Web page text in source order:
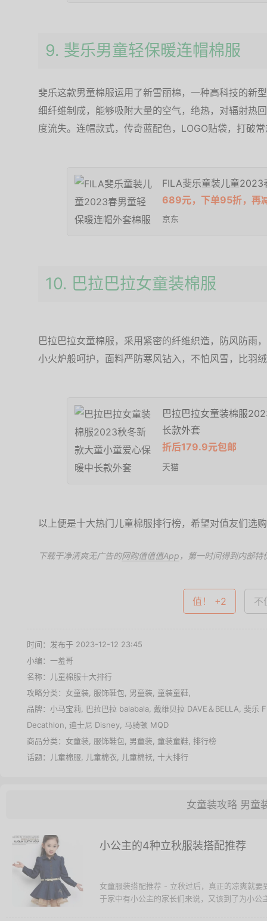
9. 斐乐男童轻保暖连帽棉服
斐乐这款男童棉服运用了新雪丽棉，一种高科技的新
细纤维制成，能够吸附大量的空气，绝热，对辐射热
度流失。连帽款式，传奇蓝配色，LOGO贴袋，打破
FILA斐乐童装儿童2023
689元，下单95折，再
京东
10. 巴拉巴拉女童装棉服
巴拉巴拉女童棉服，采用紧密的纤维织造，防风防雨
小火炉般呵护，面料严防寒风钻入，不怕风雪，比羽
巴拉巴拉女童装棉服
长款外套
折后179.9元包邮
天猫
以上便是十大热门儿童棉服排行榜，希望对值友们选
下载干净清爽无广告的网购值值值App ，第一时间得到内部特
值！ +2 不
时间：发布于 2023-12-12 23:45
小编：一羞哥
名称：
儿童棉服十大排行
攻略分类： 女童装 服饰鞋包 男童装 童装童鞋
品牌： 小马宝莉 巴拉巴拉 balabala 戴维贝拉 DAVE＆BELLA
斐乐
Decathlon 迪士尼 Disney 马骑顿 MQD
商品分类： 女童装 服饰鞋包 男童装 童装童鞋 排行榜
话题：
儿童棉服 儿童棉衣 儿童棉袄 十大排行
女童装攻略 男童
小公主的4种立秋服装搭配推荐
女童服装搭配推荐 - 立秋过后，真正的凉爽就
于家中有小公主的家长们来说，又该到了为小